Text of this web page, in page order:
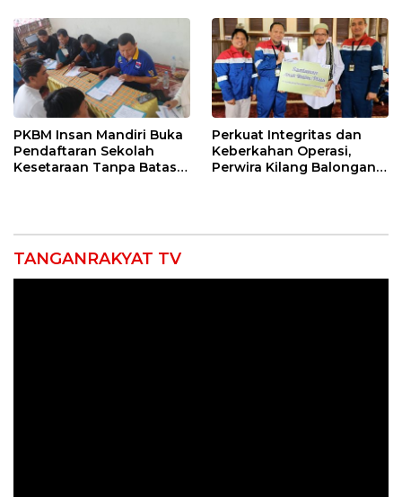
PKBM Insan Mandiri Buka
Pendaftaran Sekolah
Kesetaraan Tanpa Batas
Perkuat Integritas dan
Keberkahan Operasi,
Perwira Kilang Balongan
TANGANRAKYAT TV